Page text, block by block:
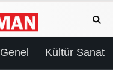
Genel Kültür Sanat